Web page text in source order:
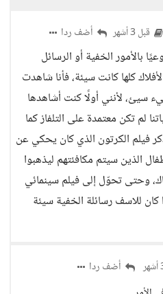
قبل 3 أشهر أضف ردا
بالأمور الخفية أو الرسائل
كلها كانت سيئة، فأنا شاهدت
سيئ، لأنني أولًا كنت أشاهدها
لم تكن معتمدة على التلفاز كما
فيلم الكرتون الذي كان يحكي عن
الذين سيتم مكافئتهم ليذهبوا
وحتى تحوّل إلى فيلم سينمائي
كان للاسف رسائلة الخفية سيئة
أضف ردا